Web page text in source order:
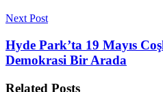
Next Post
Hyde Park’ta 19 Mayıs
Demokrasi Bir Arada
Related Posts